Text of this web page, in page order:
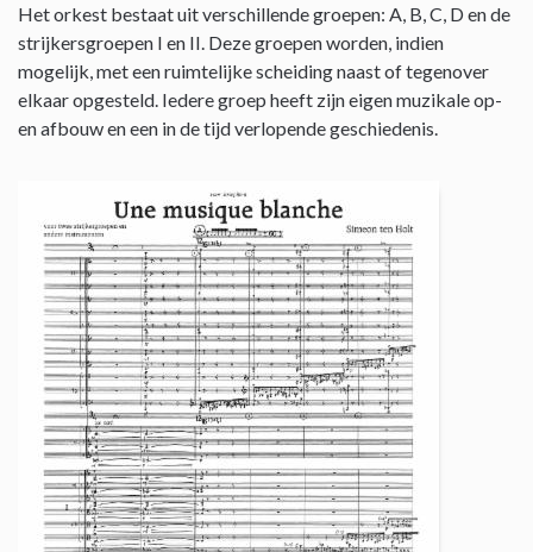
Het orkest bestaat uit verschillende groepen: A, B, C, D en de
strijkersgroepen I en II. Deze groepen worden, indien
mogelijk, met een ruimtelijke scheiding naast of tegenover
elkaar opgesteld. Iedere groep heeft zijn eigen muzikale op-
en afbouw en een in de tijd verlopende geschiedenis.